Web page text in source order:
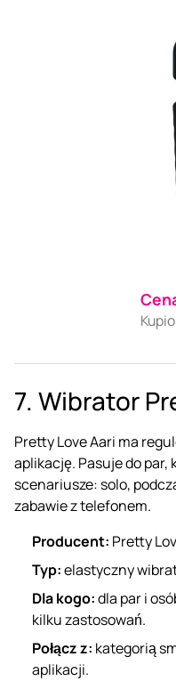
7. Wibrator
Pretty Love Aari ma
aplikację. Pasuje do
scenariusze: solo,
zabawie z telefonem.
Producent: Pretty
Typ:elastyczny
Dla kogo:dla par i
kilku zastosowań.
Połącz z: kategorią
aplikacji.